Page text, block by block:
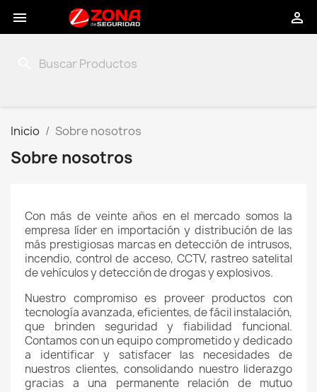
 
Inicio Sobre nosotros
Sobre nosotros
Con más de veinte años en el mercado somos la
empresa líder en importación y distribución de las
más prestigiosas marcas en detección de intrusos,
incendio, control de acceso, CCTV, rastreo satelital
de vehículos y detección de drogas y explosivos.
Nuestro compromiso es proveer productos con
tecnología avanzada, eficientes, de fácil instalación,
que brinden seguridad y fiabilidad funcional.
Contamos con un equipo comprometido y dedicado
a identificar y satisfacer las necesidades de
nuestros clientes, consolidando nuestro liderazgo
gracias a una permanente relación de mutuo